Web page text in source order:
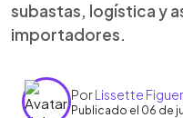
subastas, logística y
importadores.
PorLissette
Publicado el 06 de